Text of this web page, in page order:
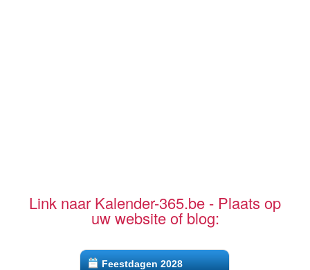
Link naar Kalender-365.be - Plaats op
uw website of blog:
Feestdagen 2028